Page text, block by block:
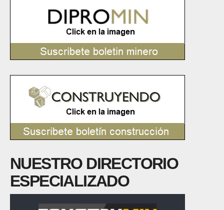
NUESTRO DIRECTORIO
ESPECIALIZADO